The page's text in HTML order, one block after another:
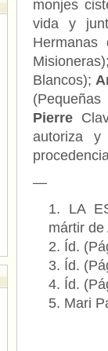
monjes
vida y
Blancos);
Pierre
autoriza
—
LA
mártir
Íd.
Íd.
Íd.
Mari